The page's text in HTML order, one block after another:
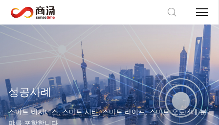
성공사례
스마트 비지니스, 스마트 시티, 스마트 라이프, 스마트 오토 4대 분
야를 포함합니다.